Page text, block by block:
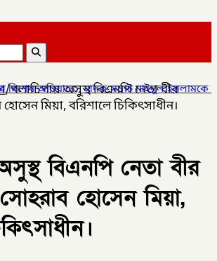
মাদক সম্রাট মাইদুল ইসলামকে আটক ০৩ বোতল
/গলাচিপায় অসুস্থ বিএনপি নেতা বীর
মিয়া, বরিশালে চিকিৎসাধীন।
বিএনপি নেতা বীর
সোহরাব হোসেন মিয়া,